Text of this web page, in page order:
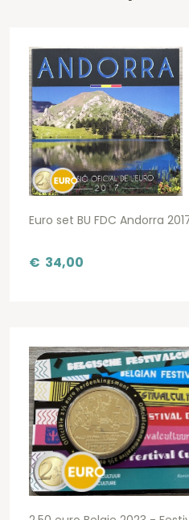
Euro set BU FDC Andorra
€ 34,00